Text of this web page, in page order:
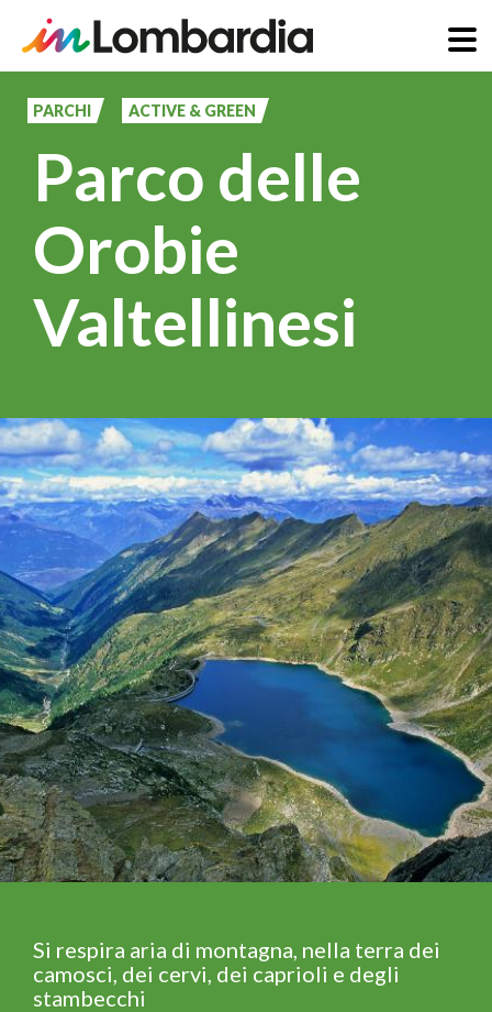
principale
PARCHI ACTIVE & GREEN
Parco delle
Orobie
Valtellinesi
Si respira aria di montagna, nella terra dei
camosci, dei cervi, dei caprioli e degli
stambecchi